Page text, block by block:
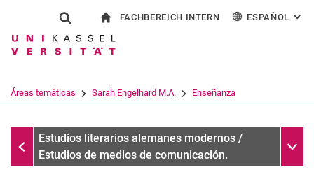
Jump directly to: content
Jump directly to: search
Jump directly to: main
Show search form
Search term
Search (opens an external link in a
FACHBEREICH INTERN ESPAÑOL :
Áreas temáticas Sarah Engelhard M.A. Enseñanza
Sarah Engelhard M.A.
Estudios literarios alemanes modernos /
Estudios de medios de comunicación.